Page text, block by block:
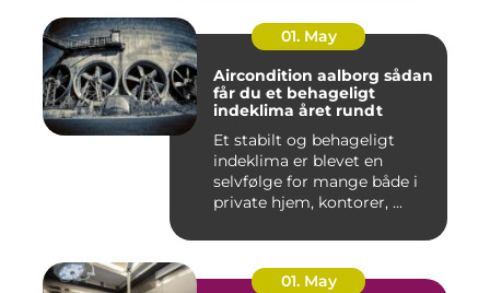
01. May
Aircondition aalborg sådan
får du et behageligt
indeklima året rundt
Et stabilt og behageligt
indeklima er blevet en
selvfølge for mange både i
private hjem, kontorer, ...
01. May